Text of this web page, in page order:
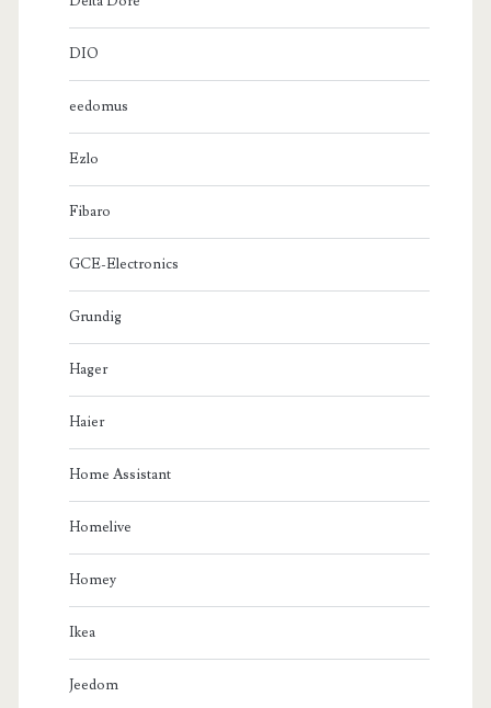
DIO
eedomus
Ezlo
Fibaro
GCE-Electronics
Grundig
Hager
Haier
Home Assistant
Homelive
Homey
Ikea
Jeedom